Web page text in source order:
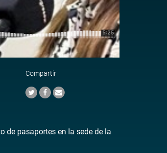
Compartir
de pasaportes en la sede de la